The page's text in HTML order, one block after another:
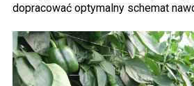
dopracować optymalny schemat